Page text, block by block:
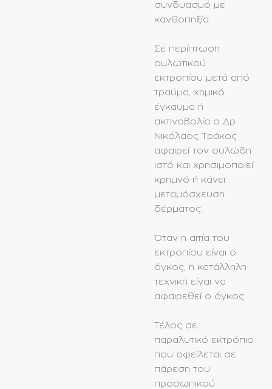
συνδυασμό με
κανθοπηξία.
Σε περίπτωση
ουλωτικού
εκτροπίου μετά από
τραύμα, χημικό
έγκαυμα ή
ακτινοβολία ο Δρ
Νικόλαος Τράκος
αφαιρεί τον ουλώδη
ιστό και χρησιμοποιεί
κρημνό ή κάνει
μεταμόσχευση
δέρματος.
Όταν η αιτία του
εκτροπίου είναι ο
όγκος, η κατάλληλη
τεχνική είναι να
αφαιρεθεί ο όγκος.
Τέλος σε
παραλυτικό εκτρόπιο
που οφείλεται σε
πάρεση του
προσωπικού